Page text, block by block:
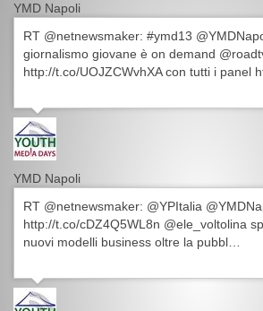
YMD Napoli
RT @netnewsmaker: #ymd13
giornalismo giovane è on demand
http://t.co/UOJZCWvhXA con tutti i panel
YMD Napoli
RT @netnewsmaker: @YPItalia
http://t.co/cDZ4Q5WL8n @ele_voltolina
nuovi modelli business oltre la pubbl…